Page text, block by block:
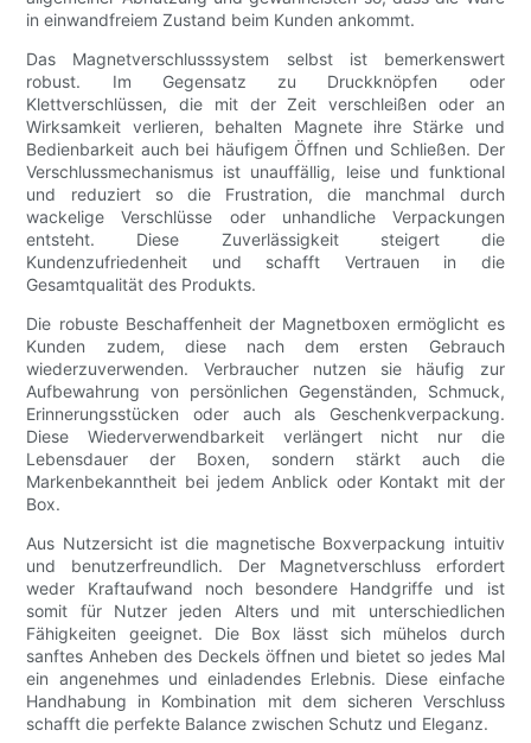
in einwandfreiem Zustand beim Kunden ankommt.
Das Magnetverschlusssystem selbst ist bemerkenswert
robust. Im Gegensatz zu Druckknöpfen oder
Klettverschlüssen, die mit der Zeit verschleißen oder an
Wirksamkeit verlieren, behalten Magnete ihre Stärke und
Bedienbarkeit auch bei häufigem Öffnen und Schließen. Der
Verschlussmechanismus ist unauffällig, leise und funktional
und reduziert so die Frustration, die manchmal durch
wackelige Verschlüsse oder unhandliche Verpackungen
entsteht. Diese Zuverlässigkeit steigert die
Kundenzufriedenheit und schafft Vertrauen in die
Gesamtqualität des Produkts.
Die robuste Beschaffenheit der Magnetboxen ermöglicht es
Kunden zudem, diese nach dem ersten Gebrauch
wiederzuverwenden. Verbraucher nutzen sie häufig zur
Aufbewahrung von persönlichen Gegenständen, Schmuck,
Erinnerungsstücken oder auch als Geschenkverpackung.
Diese Wiederverwendbarkeit verlängert nicht nur die
Lebensdauer der Boxen, sondern stärkt auch die
Markenbekanntheit bei jedem Anblick oder Kontakt mit der
Box.
Aus Nutzersicht ist die magnetische Boxverpackung intuitiv
und benutzerfreundlich. Der Magnetverschluss erfordert
weder Kraftaufwand noch besondere Handgriffe und ist
somit für Nutzer jeden Alters und mit unterschiedlichen
Fähigkeiten geeignet. Die Box lässt sich mühelos durch
sanftes Anheben des Deckels öffnen und bietet so jedes Mal
ein angenehmes und einladendes Erlebnis. Diese einfache
Handhabung in Kombination mit dem sicheren Verschluss
schafft die perfekte Balance zwischen Schutz und Eleganz.